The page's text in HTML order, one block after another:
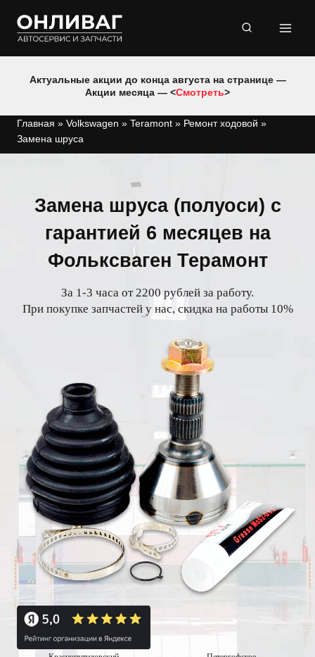
содержимому
Актуальные акции до конца августа на странице —
Акции месяца — <Смотреть>
Главная » Volkswagen » Teramont » Ремонт ходовой »
Замена шруса
Замена шруса (полуоси) с
гарантией 6 месяцев на
Фольксваген Терамонт
За 1-3 часа от 2200 рублей за работу.
При покупке запчастей у нас, скидка на работы 10%